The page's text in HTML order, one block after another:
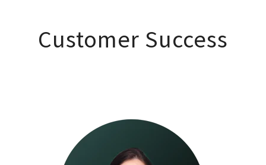
Customer Success